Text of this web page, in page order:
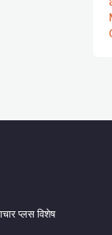
प्लस विशेष